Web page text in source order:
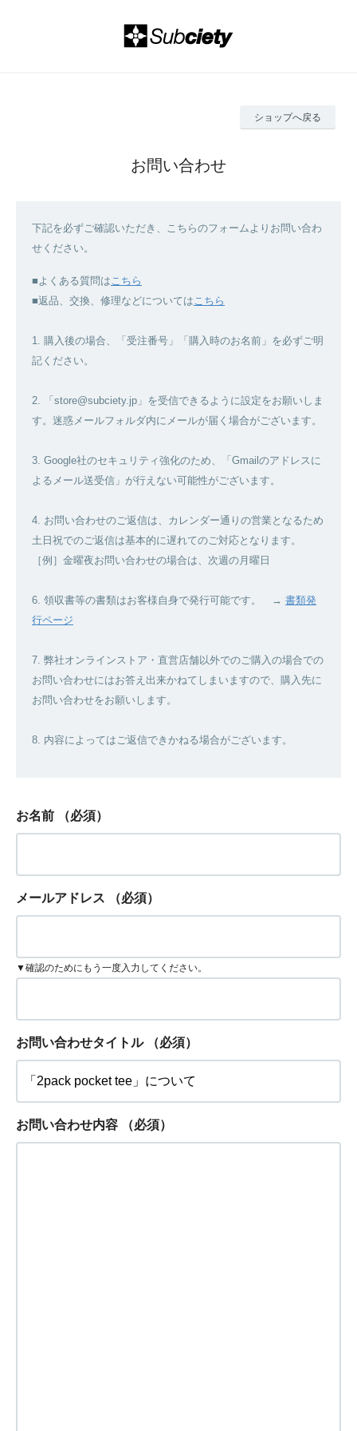
ショップへ戻る
お問い合わせ
下記を必ずご確認いただき、こちらのフォームよりお問い合わ
せください。
■よくある質問はこちら
■返品、交換、修理などについてはこちら
1. 購入後の場合、「受注番号」「購入時のお名前」を必ずご明
記ください。
2. 「store@subciety.jp」を受信できるように設定をお願いしま
す。迷惑メールフォルダ内にメールが届く場合がございます。
3. Google社のセキュリティ強化のため、「Gmailのアドレスに
よるメール送受信」が行えない可能性がございます。
4. お問い合わせのご返信は、カレンダー通りの営業となるため
土日祝でのご返信は基本的に遅れてのご対応となります。
［例］金曜夜お問い合わせの場合は、次週の月曜日
6. 領収書等の書類はお客様自身で発行可能です。 → 書類発
行ページ
7. 弊社オンラインストア・直営店舗以外でのご購入の場合での
お問い合わせにはお答え出来かねてしまいますので、購入先に
お問い合わせをお願いします。
8. 内容によってはご返信できかねる場合がございます。
お名前 （必須）
メールアドレス （必須）
▼確認のためにもう一度入力してください。
お問い合わせタイトル （必須）
お問い合わせ内容 （必須）